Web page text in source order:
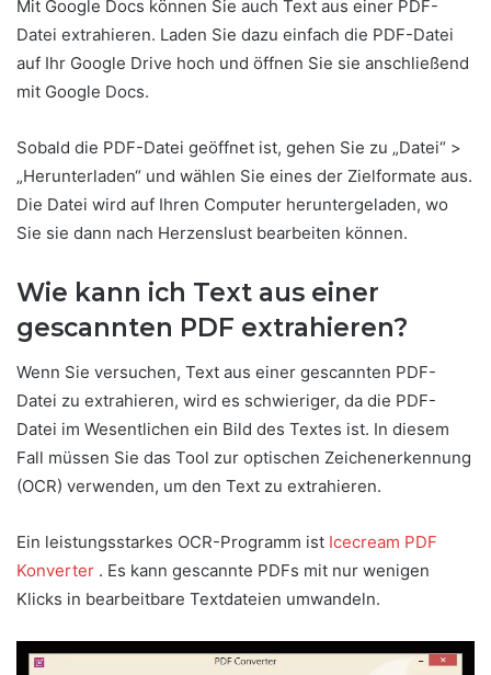
Mit Google Docs können Sie auch Text aus einer PDF-
Datei extrahieren. Laden Sie dazu einfach die PDF-Datei
auf Ihr Google Drive hoch und öffnen Sie sie anschließend
mit Google Docs.
Sobald die PDF-Datei geöffnet ist, gehen Sie zu „Datei“ >
„Herunterladen“ und wählen Sie eines der Zielformate aus.
Die Datei wird auf Ihren Computer heruntergeladen, wo
Sie sie dann nach Herzenslust bearbeiten können.
Wie kann ich Text aus einer
gescannten PDF extrahieren?
Wenn Sie versuchen, Text aus einer gescannten PDF-
Datei zu extrahieren, wird es schwieriger, da die PDF-
Datei im Wesentlichen ein Bild des Textes ist. In diesem
Fall müssen Sie das Tool zur optischen Zeichenerkennung
(OCR) verwenden, um den Text zu extrahieren.
Ein leistungsstarkes OCR-Programm ist Icecream PDF
Konverter . Es kann gescannte PDFs mit nur wenigen
Klicks in bearbeitbare Textdateien umwandeln.